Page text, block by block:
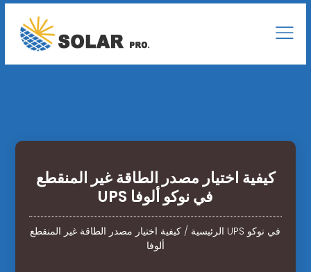
كيفية اختيار مصدر الطاقة غير المنقطع
UPS في نوكو ألوفا
الرئيسية / كيفية اختيار مصدر الطاقة غير المنقطع UPS في نوكو
ألوفا